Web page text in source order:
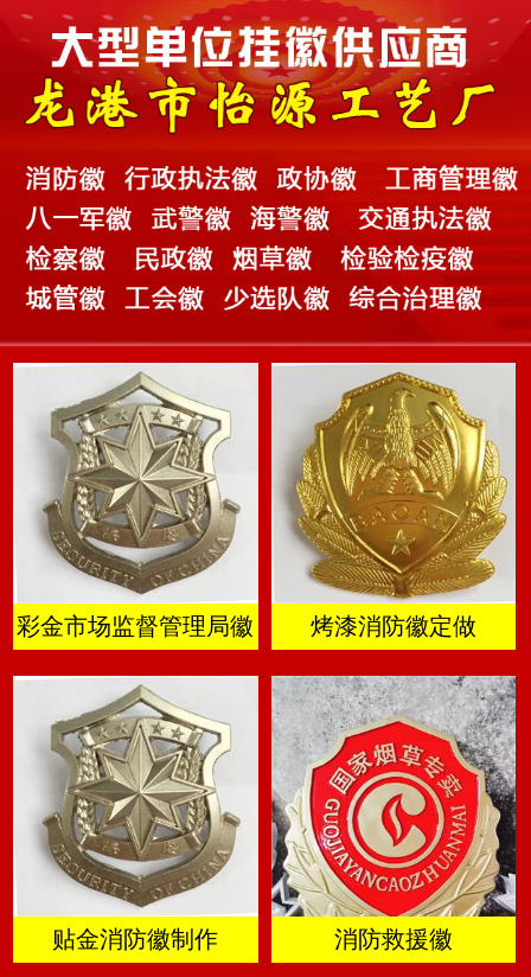
彩金市场监督管理局徽 烤漆消防徽定做
贴金消防徽制作 消防救援徽